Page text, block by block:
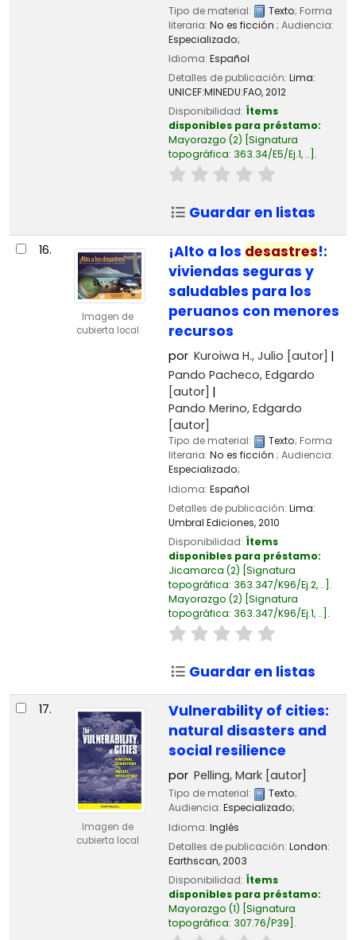
Tipo de material: Texto; Forma
literaria: No es ficción ; Audiencia:
Especializado;
Idioma: Español
Detalles de publicación: Lima:
UNICEF:MINEDU:FAO,2012
Disponibilidad: Ítems
disponibles para préstamo:
Mayorazgo (2) Signatura
topográfica: 363.34/E5/Ej.1, .. .
Guardar en listas
16.
Imagen de
cubierta local
¡Alto a los desastres!:
viviendas seguras y
saludables para los
peruanos con menores
recursos
por Kuroiwa H., Julio [autor]
Pando Pacheco, Edgardo
[autor]
Pando Merino, Edgardo
[autor]
Tipo de material: Texto; Forma
literaria: No es ficción ; Audiencia:
Especializado;
Idioma: Español
Detalles de publicación: Lima:
Umbral Ediciones,2010
Disponibilidad: Ítems
disponibles para préstamo:
Jicamarca (2) Signatura
topográfica: 363.347/K96/Ej.2, .. .
Mayorazgo (2) Signatura
topográfica: 363.347/K96/Ej.1, .. .
Guardar en listas
17.
Imagen de
cubierta local
Vulnerability of cities:
natural disasters and
social resilience
por Pelling, Mark[autor]
Tipo de material: Texto;
Audiencia: Especializado;
Idioma: Inglés
Detalles de publicación: London:
Earthscan,2003
Disponibilidad: Ítems
disponibles para préstamo:
Mayorazgo (1) Signatura
topográfica: 307.76/P39 .